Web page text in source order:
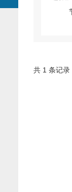
共 1 条记